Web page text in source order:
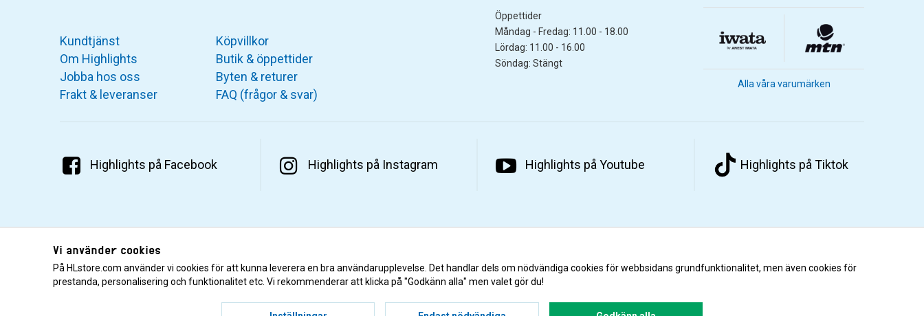
Öppettider
Måndag - Fredag: 11.00 - 18.00
Lördag: 11.00 - 16.00
Söndag: Stängt
Kundtjänst
Om Highlights
Jobba hos oss
Frakt & leveranser
Köpvillkor
Butik & öppettider
Byten & returer
FAQ (frågor & svar)
Alla våra varumärken
Highlights på Facebook Highlights på Instagram Highlights på Youtube Highlights på Tiktok
© 2001–2026 Highlights/KR Distribution AB.
Vi använder cookies
På HLstore.com använder vi cookies för att kunna leverera en bra användarupplevelse. Det handlar dels om nödvändiga cookies för webbsidans grundfunktionalitet, men även cookies för
prestanda, personalisering och funktionalitet etc. Vi rekommenderar att klicka på "Godkänn alla" men valet gör du!